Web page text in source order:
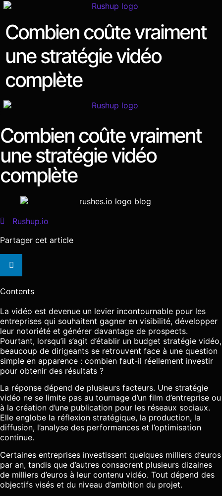
Combien coûte vraiment
une stratégie vidéo
complète
Combien coûte vraiment
une stratégie vidéo
complète
Rushup.io
Partager cet article
Contents
La vidéo est devenue un levier incontournable pour les
entreprises qui souhaitent gagner en visibilité, développer
leur notoriété et générer davantage de prospects.
Pourtant, lorsqu’il s’agit d’établir un budget stratégie vidéo,
beaucoup de dirigeants se retrouvent face à une question
simple en apparence : combien faut-il réellement investir
pour obtenir des résultats ?
La réponse dépend de plusieurs facteurs. Une stratégie
vidéo ne se limite pas au tournage d’un film d’entreprise ou
à la création d’une publication pour les réseaux sociaux.
Elle englobe la réflexion stratégique, la production, la
diffusion, l’analyse des performances et l’optimisation
continue.
Certaines entreprises investissent quelques milliers d’euros
par an, tandis que d’autres consacrent plusieurs dizaines
de milliers d’euros à leur contenu vidéo. Tout dépend des
objectifs visés et du niveau d’ambition du projet.